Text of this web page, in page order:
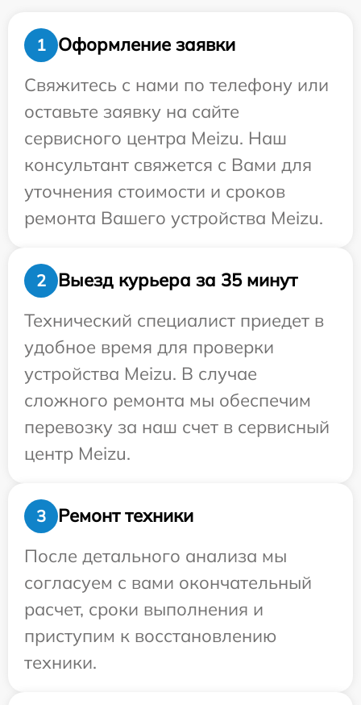
1
Оформление заявки
Свяжитесь с нами по телефону или
оставьте заявку на сайте
сервисного центра Meizu. Наш
консультант свяжется с Вами для
уточнения стоимости и сроков
ремонта Вашего устройства Meizu.
2
Выезд курьера за 35 минут
Технический специалист приедет в
удобное время для проверки
устройства Meizu. В случае
сложного ремонта мы обеспечим
перевозку за наш счет в сервисный
центр Meizu.
3
Ремонт техники
После детального анализа мы
согласуем с вами окончательный
расчет, сроки выполнения и
приступим к восстановлению
техники.